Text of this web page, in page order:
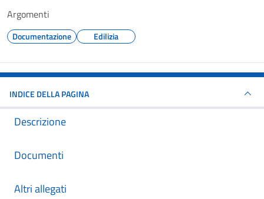
Argomenti
Documentazione Edilizia
INDICE DELLA PAGINA
Descrizione
Documenti
Altri allegati